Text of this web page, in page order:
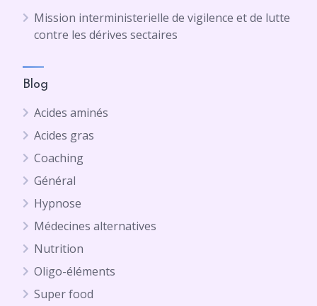
Mission interministerielle de vigilence et de lutte
contre les dérives sectaires
Blog
Acides aminés
Acides gras
Coaching
Général
Hypnose
Médecines alternatives
Nutrition
Oligo-éléments
Super food